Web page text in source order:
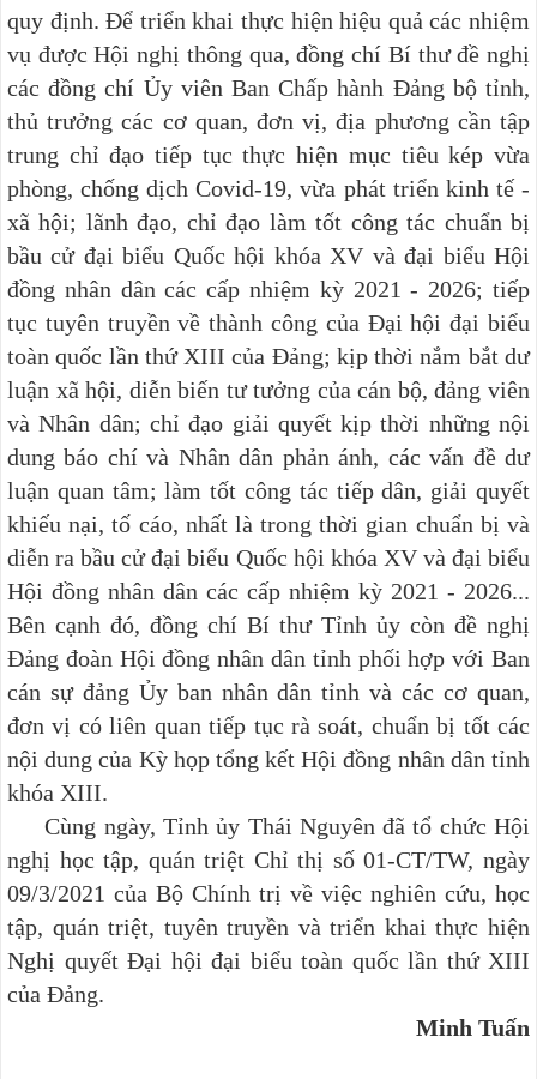
quy định. Để triển khai thực hiện hiệu quả các nhiệm
vụ được Hội nghị thông qua, đồng chí Bí thư đề nghị
các đồng chí Ủy viên Ban Chấp hành Đảng bộ tỉnh,
thủ trưởng các cơ quan, đơn vị, địa phương cần tập
trung chỉ đạo tiếp tục thực hiện mục tiêu kép vừa
phòng, chống dịch Covid-19, vừa phát triển kinh tế -
xã hội; lãnh đạo, chỉ đạo làm tốt công tác chuẩn bị
bầu cử đại biểu Quốc hội khóa XV và đại biểu Hội
đồng nhân dân các cấp nhiệm kỳ 2021 - 2026; tiếp
tục tuyên truyền về thành công của Đại hội đại biểu
toàn quốc lần thứ XIII của Đảng; kịp thời nắm bắt dư
luận xã hội, diễn biến tư tưởng của cán bộ, đảng viên
và Nhân dân; chỉ đạo giải quyết kịp thời những nội
dung báo chí và Nhân dân phản ánh, các vấn đề dư
luận quan tâm; làm tốt công tác tiếp dân, giải quyết
khiếu nại, tố cáo, nhất là trong thời gian chuẩn bị và
diễn ra bầu cử đại biểu Quốc hội khóa XV và đại biểu
Hội đồng nhân dân các cấp nhiệm kỳ 2021 - 2026...
Bên cạnh đó, đồng chí Bí thư Tỉnh ủy còn đề nghị
Đảng đoàn Hội đồng nhân dân tỉnh phối hợp với Ban
cán sự đảng Ủy ban nhân dân tỉnh và các cơ quan,
đơn vị có liên quan tiếp tục rà soát, chuẩn bị tốt các
nội dung của Kỳ họp tổng kết Hội đồng nhân dân tỉnh
khóa XIII.
Cùng ngày, Tỉnh ủy Thái Nguyên đã tổ chức Hội
nghị học tập, quán triệt Chỉ thị số 01-CT/TW, ngày
09/3/2021 của Bộ Chính trị về việc nghiên cứu, học
tập, quán triệt, tuyên truyền và triển khai thực hiện
Nghị quyết Đại hội đại biểu toàn quốc lần thứ XIII
của Đảng.
Minh Tuấn